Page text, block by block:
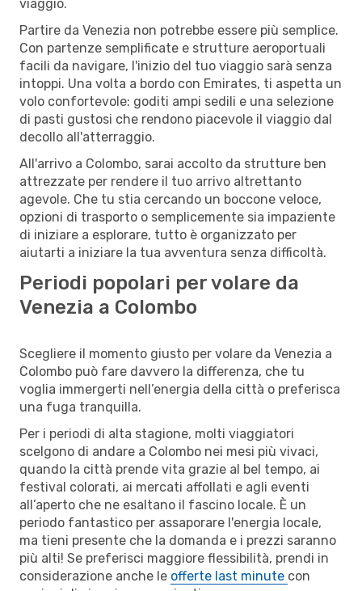
viaggio.
Partire da Venezia non potrebbe essere più semplice.
Con partenze semplificate e strutture aeroportuali
facili da navigare, l'inizio del tuo viaggio sarà senza
intoppi. Una volta a bordo con Emirates, ti aspetta un
volo confortevole: goditi ampi sedili e una selezione
di pasti gustosi che rendono piacevole il viaggio dal
decollo all'atterraggio.
All'arrivo a Colombo, sarai accolto da strutture ben
attrezzate per rendere il tuo arrivo altrettanto
agevole. Che tu stia cercando un boccone veloce,
opzioni di trasporto o semplicemente sia impaziente
di iniziare a esplorare, tutto è organizzato per
aiutarti a iniziare la tua avventura senza difficoltà.
Periodi popolari per volare da
Venezia a Colombo
Scegliere il momento giusto per volare da Venezia a
Colombo può fare davvero la differenza, che tu
voglia immergerti nell’energia della città o preferisca
una fuga tranquilla.
Per i periodi di alta stagione, molti viaggiatori
scelgono di andare a Colombo nei mesi più vivaci,
quando la città prende vita grazie al bel tempo, ai
festival colorati, ai mercati affollati e agli eventi
all’aperto che ne esaltano il fascino locale. È un
periodo fantastico per assaporare l'energia locale,
ma tieni presente che la domanda e i prezzi saranno
più alti! Se preferisci maggiore flessibilità, prendi in
considerazione anche le offerte last minute con